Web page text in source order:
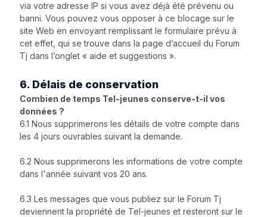
via votre adresse IP si vous avez déjà été prévenu ou
banni. Vous pouvez vous opposer à ce blocage sur le
site Web en envoyant remplissant le formulaire prévu à
cet effet, qui se trouve dans la page d’accueil du Forum
Tj dans l’onglet « aide et suggestions ».
6. Délais de conservation
Combien de temps Tel-jeunes conserve-t-il vos
données ?
6.1 Nous supprimerons les détails de votre compte dans
les 4 jours ouvrables suivant la demande.
6.2 Nous supprimerons les informations de votre compte
dans l'année suivant vos 20 ans.
6.3 Les messages que vous publiez sur le Forum Tj
deviennent la propriété de Tel-jeunes et resteront sur le